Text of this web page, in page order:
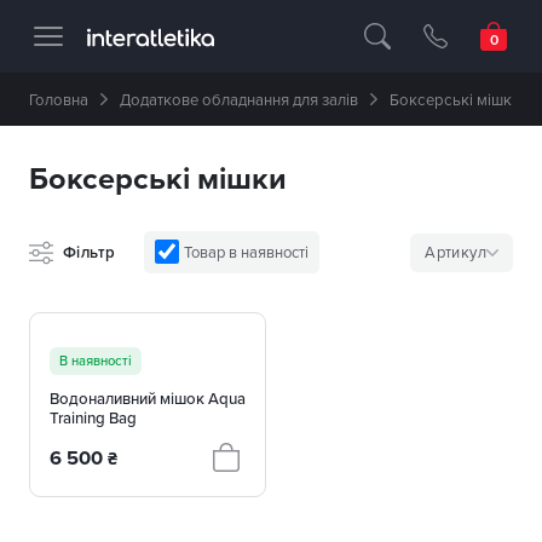
Професійне спортивне обладнання
Головна Додаткове обладнання для залів Боксерські мішки
Боксерські мішки
Фільтр Товар в наявності Артикул
+ 30 ВАРІАНТИ
В наявності
Водоналивний мішок Aqua
Training Bag
6 500 ₴